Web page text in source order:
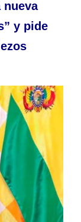
nueva
y pide